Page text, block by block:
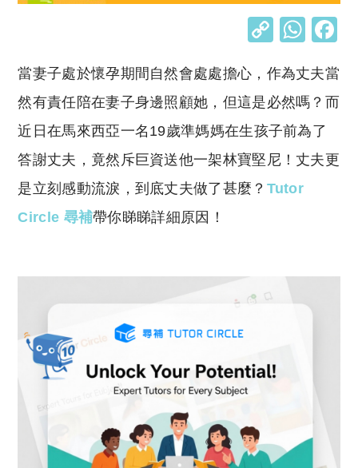
C
p
y
Li
n
k
W
at
s
A
p
當妻子處於懷孕期間自然會處處擔心，作為丈夫當
然有責任陪在妻子身邊照顧她，但這是必然嗎？而
近日在馬來西亞一名19歲準媽媽在生孩子前為了
答謝丈夫，竟然斥巨資送他一架林寶堅尼！丈夫更
是立刻感動流淚，到底丈夫做了甚麼？ Tutor
Circle 尋補帶你睇睇詳細原因！